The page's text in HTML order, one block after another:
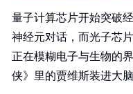
量子计算芯片开始突破
神经元对话，而光子芯
正在模糊电子与生物的
侠》里的贾维斯装进大脑